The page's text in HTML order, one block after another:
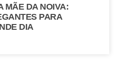
MÃE DA NOIVA:
PARA
DIA